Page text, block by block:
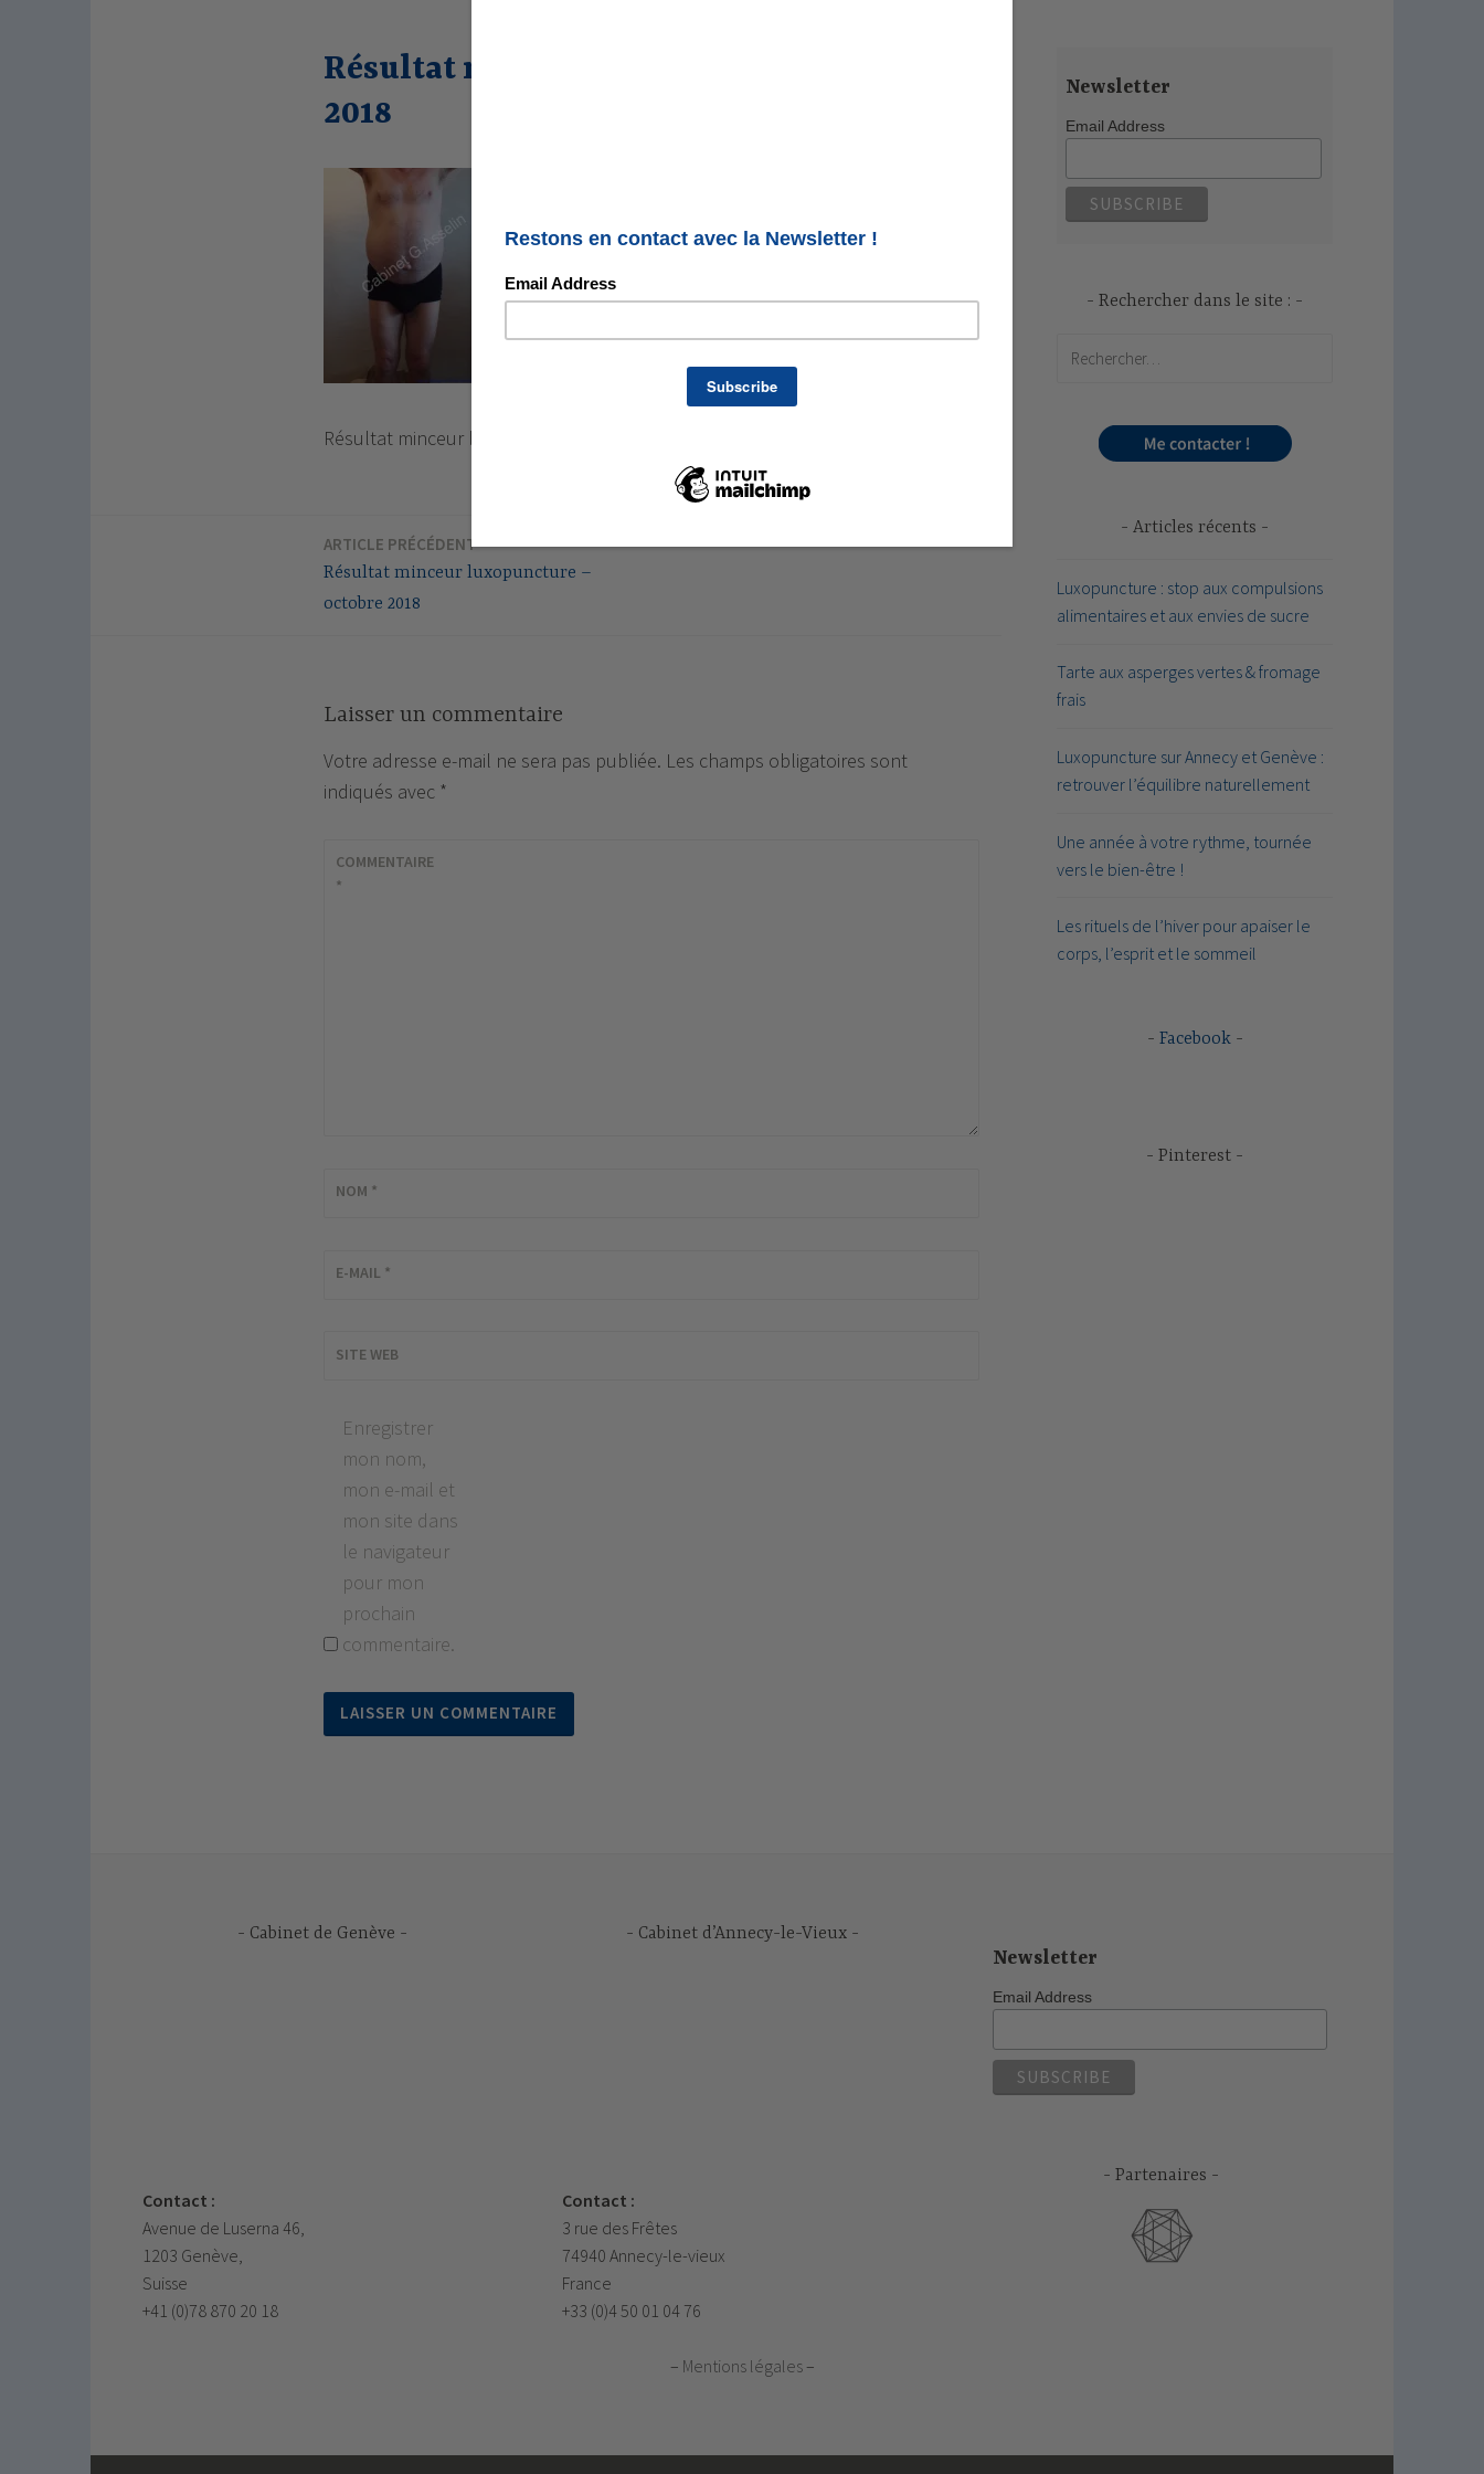
Résultat minceur luxopuncture – octobre
2018
Résultat minceur luxopuncture – octobre 2018
ARTICLE PRÉCÉDENT
Résultat minceur luxopuncture –
octobre 2018
Laisser un commentaire
Votre adresse e-mail ne sera pas publiée. Les champs obligatoires sont
indiqués avec *
COMMENTAIRE
*
NOM *
E-MAIL *
SITE WEB
Enregistrer
mon nom,
mon e-mail et
mon site dans
le navigateur
pour mon
prochain
commentaire.
Newsletter
Email Address
Rechercher dans le site :
Articles récents
Luxopuncture : stop aux compulsions
alimentaires et aux envies de sucre
Tarte aux asperges vertes & fromage
frais
Luxopuncture sur Annecy et Genève :
retrouver l’équilibre naturellement
Une année à votre rythme, tournée
vers le bien-être !
Les rituels de l’hiver pour apaiser le
corps, l’esprit et le sommeil
Facebook
Pinterest
Cabinet de Genève
Contact :
Avenue de Luserna 46,
1203 Genève,
Suisse
+41 (0)78 870 20 18
Cabinet d’Annecy-le-Vieux
Contact :
3 rue des Frêtes
74940 Annecy-le-vieux
France
+33 (0)4 50 01 04 76
– Mentions légales–
Newsletter
Email Address
Partenaires